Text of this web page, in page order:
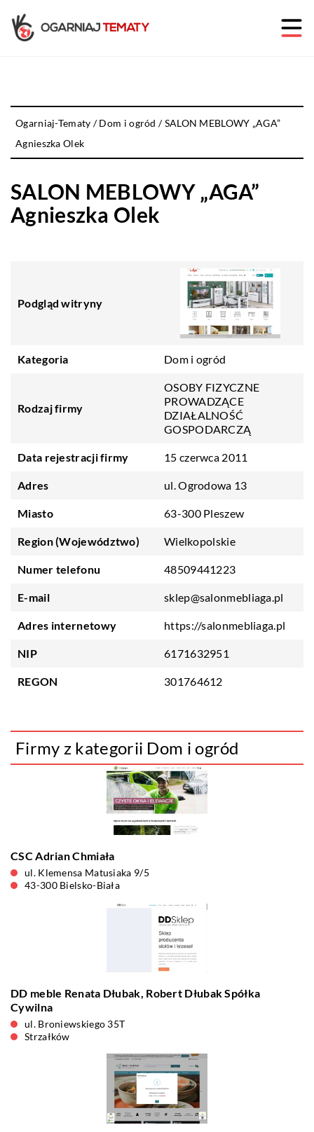
Ogarniaj-Tematy /Dom i ogród /SALON MEBLOWY „AGA”
Agnieszka Olek
SALON MEBLOWY „AGA”
Agnieszka Olek
Podgląd witryny
Kategoria Dom i ogród
Rodzaj firmy
OSOBY FIZYCZNE
PROWADZĄCE
DZIAŁALNOŚĆ
GOSPODARCZĄ
Data rejestracji firmy 15 czerwca 2011
Adres ul. Ogrodowa 13
Miasto 63-300 Pleszew
Region (Województwo) Wielkopolskie
Numer telefonu 48509441223
E-mail sklep@salonmebliaga.pl
Adres internetowy https://salonmebliaga.pl
NIP 6171632951
REGON 301764612
Firmy z kategorii Dom i ogród
CSC Adrian Chmiała
ul. Klemensa Matusiaka 9/5
43-300 Bielsko-Biała
DD meble Renata Dłubak, Robert Dłubak Spółka
Cywilna
ul. Broniewskiego 35T
Strzałków